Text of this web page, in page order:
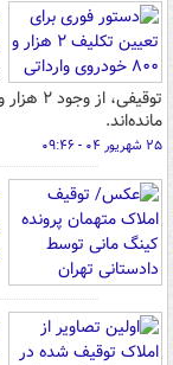
مانده‌اند.
۲۵ شهریور ۰۴ - ۰۹:۴۶